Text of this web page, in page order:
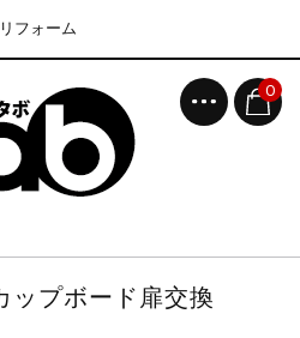
フォーム
0
ップボード扉交換